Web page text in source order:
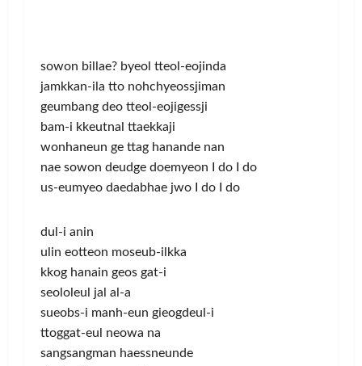
sowon billae? byeol tteol-eojinda
jamkkan-ila tto nohchyeossjiman
geumbang deo tteol-eojigessji
bam-i kkeutnal ttaekkaji
wonhaneun ge ttag hanande nan
nae sowon deudge doemyeon I do I do
us-eumyeo daedabhae jwo I do I do
dul-i anin
ulin eotteon moseub-ilkka
kkog hanain geos gat-i
seololeul jal al-a
sueobs-i manh-eun gieogdeul-i
ttoggat-eul neowa na
sangsangman haessneunde